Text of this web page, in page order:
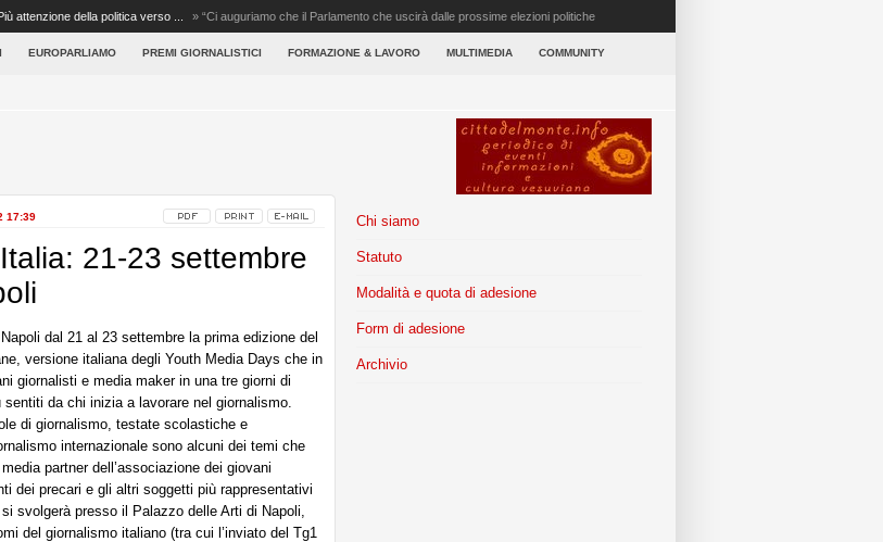
attenzione della politica verso ... » “Ci auguriamo che il Parlamento che uscirà dalle prossime elezioni politiche
EUROPARLIAMO PREMI GIORNALISTICI FORMAZIONE & LAVORO MULTIMEDIA COMMUNITY
17:39
21-23 settembre
dal 21 al 23 settembre la prima edizione del
versione italiana degli Youth Media Days che in
giornalisti e media maker in una tre giorni di
da chi inizia a lavorare nel giornalismo.
di giornalismo, testate scolastiche e
internazionale sono alcuni dei temi che
partner dell’associazione dei giovani
dei precari e gli altri soggetti più rappresentativi
svolgerà presso il Palazzo delle Arti di Napoli,
del giornalismo italiano (tra cui l’inviato del Tg1
Chi siamo
Statuto
Modalità e quota di adesione
Form di adesione
Archivio